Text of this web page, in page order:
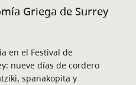
Griega de Surrey
en el Festival de
nueve días de cordero
spanakopita y